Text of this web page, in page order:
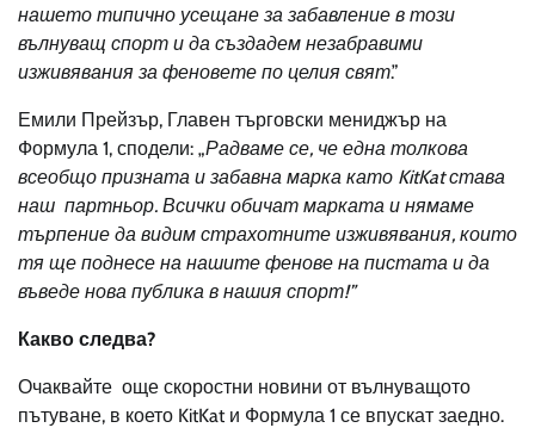
нашето типично усещане за забавление в този
вълнуващ спорт и да създадем незабравими
изживявания за феновете по целия свят.”
Емили Прейзър, Главен търговски мениджър на
Формула 1, сподели: „Радваме се, че една толкова
всеобщо призната и забавна марка като KitKatстава
наш партньор. Всички обичат марката и нямаме
търпение да видим страхотните изживявания, които
тя ще поднесе на нашите фенове на пистата и да
въведе нова публика в нашия спорт!”
Какво следва?
Очаквайте още скоростни новини от вълнуващото
пътуване, в което KitKat и Формула 1 се впускат заедно.